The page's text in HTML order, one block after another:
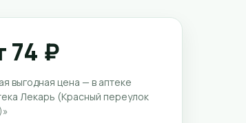
74 ₽
выгодная цена — в аптеке
Лекарь (Красный переулок